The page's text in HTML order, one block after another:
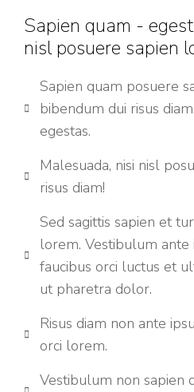
Sapien quam -
nisl posuere sapien
Sapien quam posuere
bibendum dui risus
egestas.
Malesuada, nisi nisl
risus diam!
Sed sagittis sapien et
lorem. Vestibulum ante
faucibus orci luctus et
ut pharetra dolor.
Risus diam non ante
orci lorem.
Vestibulum non sapien